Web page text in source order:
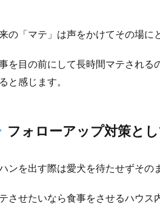
の「マテ」は声をかけてその場に
を目の前にして長時間マテされる
と感じます。
フォローアップ対策と
ンを出す際は愛犬を待たせずその
させたいなら食事をさせるハウ